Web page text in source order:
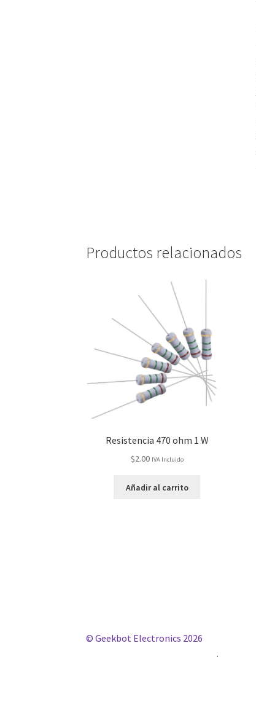
Productos relacionados
Resistencia 470 ohm 1 W
$2.00 IVA Incluido
Añadir al carrito
© Geekbot Electronics 2026
Construido con WooCommerce.